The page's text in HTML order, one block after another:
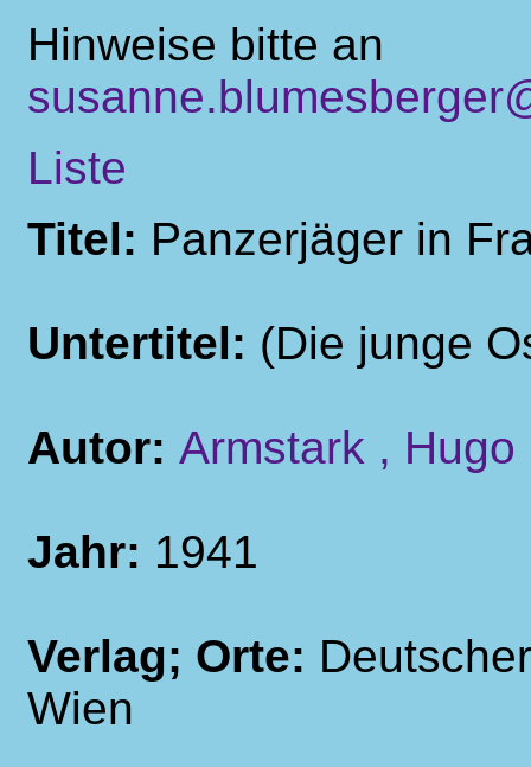
Hinweise bitte an
Liste
Titel: Panzerjäger in
Untertitel: (Die junge
Autor: Armstark , Hugo
Jahr: 1941
Verlag; Orte:
Wien